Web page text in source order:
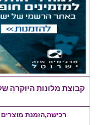
קבוצת מלונות היוקרה
רכישה,הזמנת